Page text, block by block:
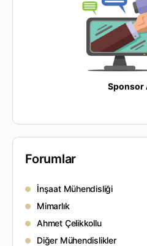
Sponsor
Forumlar
İnşaat Mühendisliği
Mimarlık
Ahmet Çelikkollu
Diğer Mühendislikler